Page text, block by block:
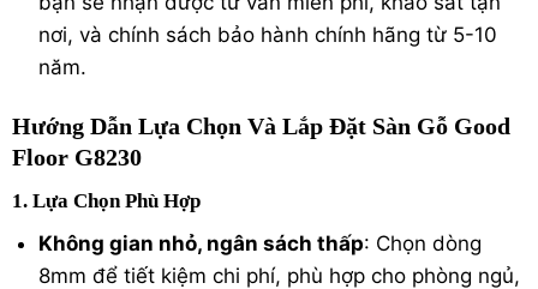
nơi, và chính sách bảo hành chính hãng từ 5-10
năm.
Hướng Dẫn Lựa Chọn Và Lắp Đặt Sàn Gỗ Good
Floor G8230
1. Lựa Chọn Phù Hợp
Không gian nhỏ, ngân sách thấp: Chọn dòng
8mm để tiết kiệm chi phí, phù hợp cho phòng ngủ,